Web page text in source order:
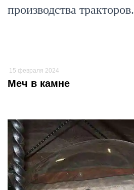
производства тракторов.
15 февраля 2024
Меч в камне